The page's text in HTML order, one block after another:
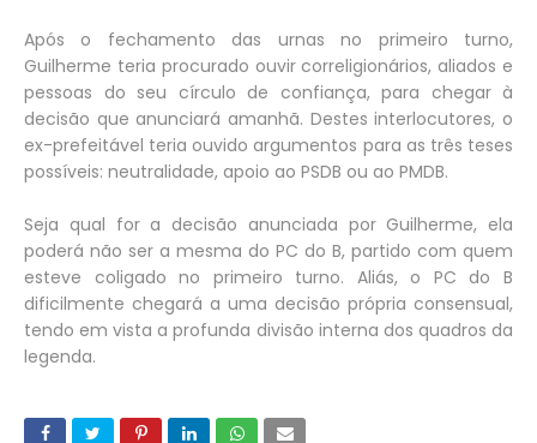
Após o fechamento das urnas no primeiro turno,
Guilherme teria procurado ouvir correligionários, aliados e
pessoas do seu círculo de confiança, para chegar à
decisão que anunciará amanhã. Destes interlocutores, o
ex-prefeitável teria ouvido argumentos para as três teses
possíveis: neutralidade, apoio ao PSDB ou ao PMDB.
Seja qual for a decisão anunciada por Guilherme, ela
poderá não ser a mesma do PC do B, partido com quem
esteve coligado no primeiro turno. Aliás, o PC do B
dificilmente chegará a uma decisão própria consensual,
tendo em vista a profunda divisão interna dos quadros da
legenda.